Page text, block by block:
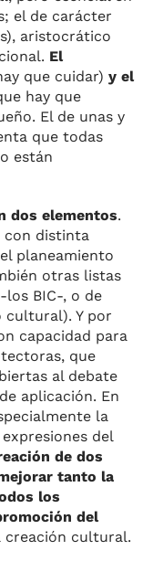
el de carácter
aristocrático
El
que cuidar) y el
hay que
El de unas y
que todas
están
dos elementos.
con distinta
planeamiento
otras listas
los BIC-, o de
cultural). Y por
capacidad para
que
al debate
aplicación. En
la
del
de dos
tanto la
los
del
creación cultural.